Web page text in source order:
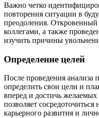
Важно четко
повторения ситуации в
преодоления. Откровенный
коллегами, а также
изучить причины
Определение целей
После проведения анализа
определить свои цели и
вперед и достичь желаемых
позволяет
карьерного развития и